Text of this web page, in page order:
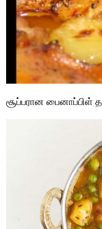
சூப்பரான பைனாப்பிள்